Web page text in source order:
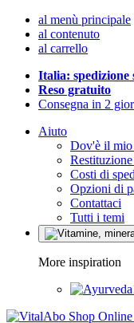
al menù principale
al contenuto
al carrello
Italia:
Reso gratuito
Consegna in 2
Aiuto
Dov'è il mio
Costi di
Opzioni di
Contattaci
Tutti i temi
More inspiration